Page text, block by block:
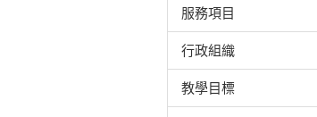
服務項目
行政組織
教學目標